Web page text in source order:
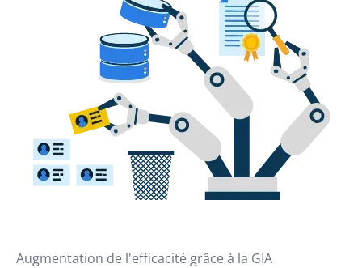
Augmentation de l'efficacité grâce à la GIA